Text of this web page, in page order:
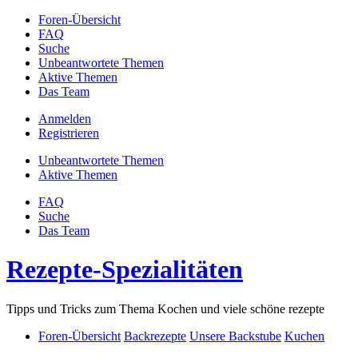
Foren-Übersicht
FAQ
Suche
Unbeantwortete Themen
Aktive Themen
Das Team
Anmelden
Registrieren
Unbeantwortete Themen
Aktive Themen
FAQ
Suche
Das Team
Rezepte-Spezialitäten
Tipps und Tricks zum Thema Kochen und viele schöne rezepte
Foren-Übersicht Backrezepte Unsere Backstube Kuchen